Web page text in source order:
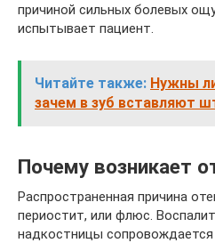
причиной сильных болевых
испытывает пациент.
Читайте также: Нужны
зачем в зуб вставляют
Почему возникает
Распространенная причина
периостит, или флюс.
надкостницы сопровождается